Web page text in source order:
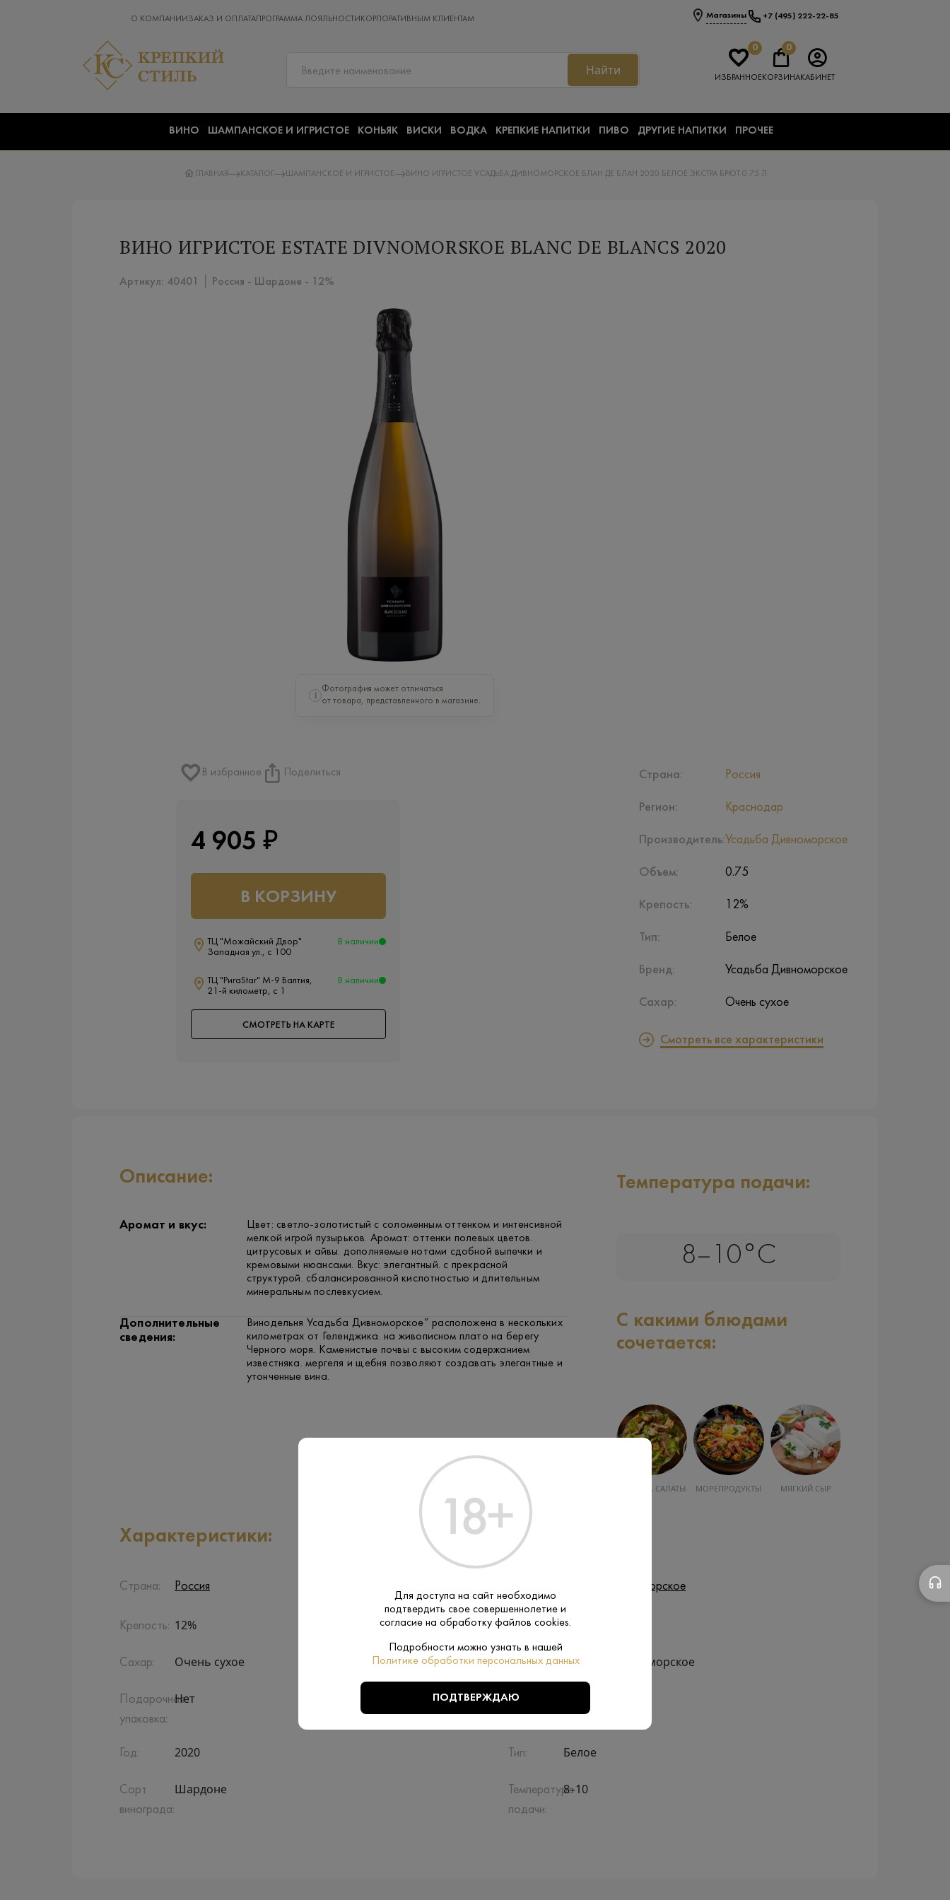
О КОМПАНИИ ЗАКАЗ И ОПЛАТАПРОГРАММА ЛОЯЛЬНОСТИ КОРПОРАТИВНЫМ КЛИЕНТАМ Магазины +7 (495) 222-22-85
Найти
0
ИЗБРАННОЕ
0
КОРЗИНАКАБИНЕТ
ВИНО ШАМПАНСКОЕ И ИГРИСТОЕ КОНЬЯК ВИСКИ ВОДКА КРЕПКИЕ НАПИТКИ ПИВО ДРУГИЕ НАПИТКИ ПРОЧЕЕ
ГЛАВНАЯ КАТАЛОГ ШАМПАНСКОЕ И ИГРИСТОЕ ВИНО ИГРИСТОЕ УСАДЬБА ДИВНОМОРСКОЕ БЛАН ДЕ БЛАН 2020 БЕЛОЕ ЭКСТРА БРЮТ 0.75 Л
ВИНО ИГРИСТОЕ ESTATE DIVNOMORSKOE BLANC DE BLANCS 2020
Артикул: 40401 │ Россия - Шардоне - 12%
i
Фотография может отличаться
от товара, представленного в магазине.
Страна:
Регион:
Производитель:
Объем:
Крепость:
Тип:
Бренд:
Сахар:
Россия
Краснодар
Усадьба Дивноморское
0.75
12%
Белое
Усадьба Дивноморское
Очень сухое
Смотреть все характеристики
В избранное Поделиться
4 905 ₽
В КОРЗИНУ
ТЦ "Можайский Двор"
Западная ул., с 100
В наличии
ТЦ "РигаStar" М-9 Балтия,
21-й километр, с 1
В наличии
СМОТРЕТЬ НА КАРТЕ
Описание:
Аромат и вкус:
Цвет: светло-золотистый с соломенным оттенком и интенсивной
мелкой игрой пузырьков. Аромат: оттенки полевых цветов.
цитрусовых и айвы. дополняемые нотами сдобной выпечки и
кремовыми нюансами. Вкус: элегантный. с прекрасной
структурой. сбалансированной кислотностью и длительным
минеральным послевкусием.
Дополнительные
сведения:
Винодельня Усадьба Дивноморское” расположена в нескольких
километрах от Геленджика. на живописном плато на берегу
Черного моря. Каменистые почвы с высоким содержанием
известняка. мергеля и щебня позволяют создавать элегантные и
утонченные вина.
Температура подачи:
8–10°C
С какими блюдами
сочетается:
ФРУКТЫ И ЯГОДЫ ЗАКУСКА, САЛАТЫ МОРЕПРОДУКТЫ МЯГКИЙ СЫР
Характеристики:
Страна: Россия Усадьба Дивноморское
Крепость: 12% Регион: Краснодар
Сахар: Очень сухое Бренд: Усадьба Дивноморское
Подарочная
упаковка:
Нет Объем:
Год: 2020 Тип: Белое
Сорт
винограда:
Шардоне
Температура
подачи:
8–10
Для доступа на сайт необходимо
подтвердить свое совершеннолетие и
согласие на обработку файлов cookies.
Подробности можно узнать в нашей
Политике обработки персональных данных
ПОДТВЕРЖДАЮ